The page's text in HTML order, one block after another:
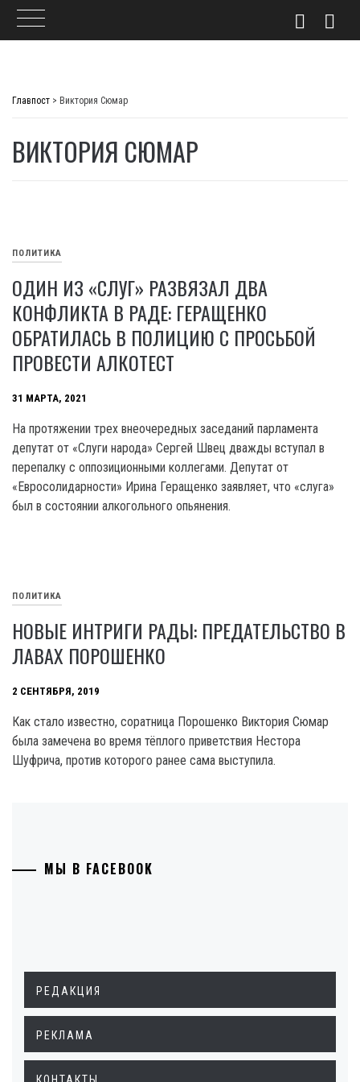
Главпост > Виктория Сюмар
ВИКТОРИЯ СЮМАР
ПОЛИТИКА
ОДИН ИЗ «СЛУГ» РАЗВЯЗАЛ ДВА
КОНФЛИКТА В РАДЕ: ГЕРАЩЕНКО
ОБРАТИЛАСЬ В ПОЛИЦИЮ С ПРОСЬБОЙ
ПРОВЕСТИ АЛКОТЕСТ
31 МАРТА, 2021
На протяжении трех внеочередных заседаний парламента
депутат от «Слуги народа» Сергей Швец дважды вступал в
перепалку с оппозиционными коллегами. Депутат от
«Евросолидарности» Ирина Геращенко заявляет, что «слуга»
был в состоянии алкогольного опьянения.
ПОЛИТИКА
НОВЫЕ ИНТРИГИ РАДЫ: ПРЕДАТЕЛЬСТВО В
ЛАВАХ ПОРОШЕНКО
2 СЕНТЯБРЯ, 2019
Как стало известно, соратница Порошенко Виктория Сюмар
была замечена во время тёплого приветствия Нестора
Шуфрича, против которого ранее сама выступила.
МЫ В FACEBOOK
РЕДАКЦИЯ
РЕКЛАМА